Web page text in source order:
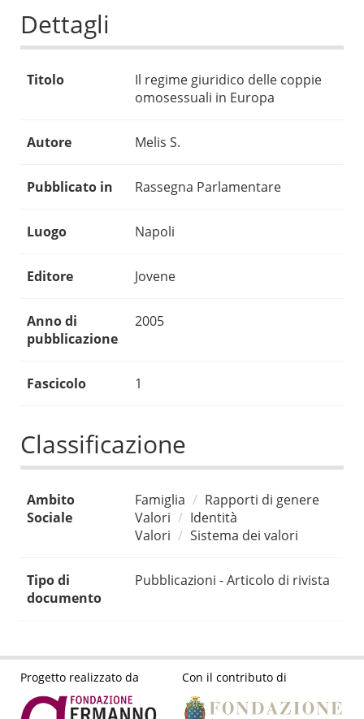
Dettagli
Titolo
Il regime giuridico delle coppie
omosessuali in Europa
Autore Melis S.
Pubblicato in Rassegna Parlamentare
Luogo Napoli
Editore Jovene
Anno di
pubblicazione
2005
Fascicolo 1
Classificazione
Ambito
Sociale
Famiglia
Rapporti di genere
Valori
Identità
Valori
Sistema dei valori
Tipo di
documento
Pubblicazioni - Articolo di rivista
Progetto realizzato da Con il contributo di